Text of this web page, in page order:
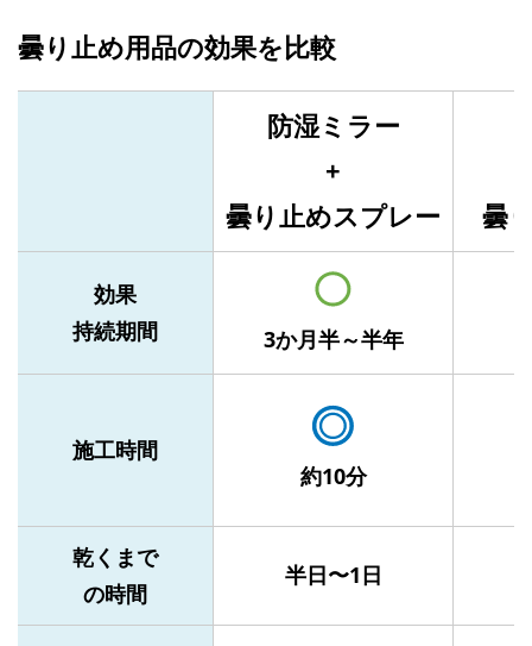
曇り止め用品の効果を比較
防湿ミラー
+
曇り止めスプレー
曇
効果
持続期間
3か月半～半年
施工時間
約10分
乾くまで
の時間
半日〜1日